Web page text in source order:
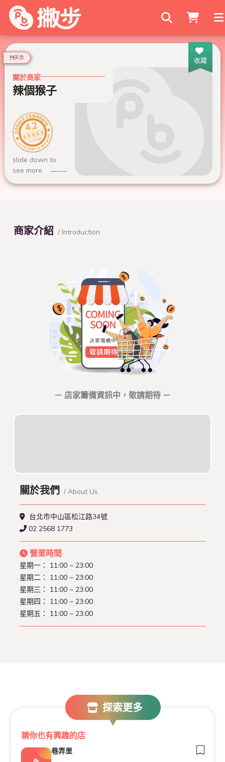
搜尋商家
收藏
美食
關於商家
辣個猴子
4.2
137 則評論
slide down to
see more
商家介紹 / Introduction
－ 店家籌備資訊中，敬請期待 －
關於我們 / About Us
台北市中山區松江路34號
02 2568 1773
營業時間
星期一： 11:00 ~ 23:00
星期二： 11:00 ~ 23:00
星期三： 11:00 ~ 23:00
星期四： 11:00 ~ 23:00
星期五： 11:00 ~ 23:00
探索更多
猜你也有興趣的店
巷弄里